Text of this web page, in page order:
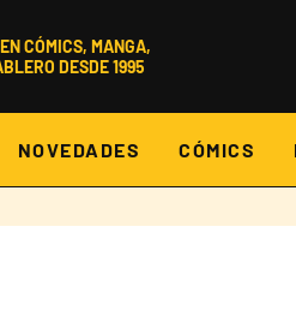
CÓMICS, MANGA,
DESDE 1995
NOVEDADES CÓMICS